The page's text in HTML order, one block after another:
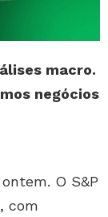
macro.
negócios
ontem. O S&P
, com